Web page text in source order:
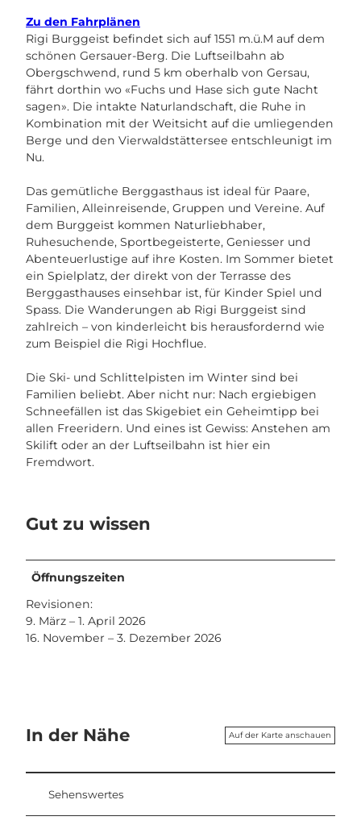
Zu den Fahrplänen
Rigi Burggeist befindet sich auf 1551 m.ü.M auf dem
schönen Gersauer-Berg. Die Luftseilbahn ab
Obergschwend, rund 5 km oberhalb von Gersau,
fährt dorthin wo «Fuchs und Hase sich gute Nacht
sagen». Die intakte Naturlandschaft, die Ruhe in
Kombination mit der Weitsicht auf die umliegenden
Berge und den Vierwaldstättersee entschleunigt im
Nu.
Das gemütliche Berggasthaus ist ideal für Paare,
Familien, Alleinreisende, Gruppen und Vereine. Auf
dem Burggeist kommen Naturliebhaber,
Ruhesuchende, Sportbegeisterte, Geniesser und
Abenteuerlustige auf ihre Kosten. Im Sommer bietet
ein Spielplatz, der direkt von der Terrasse des
Berggasthauses einsehbar ist, für Kinder Spiel und
Spass. Die Wanderungen ab Rigi Burggeist sind
zahlreich – von kinderleicht bis herausfordernd wie
zum Beispiel die Rigi Hochflue.
Die Ski- und Schlittelpisten im Winter sind bei
Familien beliebt. Aber nicht nur: Nach ergiebigen
Schneefällen ist das Skigebiet ein Geheimtipp bei
allen Freeridern. Und eines ist Gewiss: Anstehen am
Skilift oder an der Luftseilbahn ist hier ein
Fremdwort.
Gut zu wissen
Öffnungszeiten
Revisionen:
9. März – 1. April 2026
16. November – 3. Dezember 2026
In der Nähe Auf der Karte anschauen
Sehenswertes